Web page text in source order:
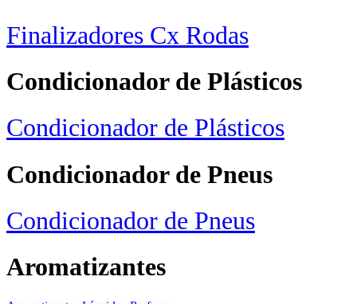
Finalizadores Cx Rodas
Condicionador de Plásticos
Condicionador de Plásticos
Condicionador de Pneus
Condicionador de Pneus
Aromatizantes